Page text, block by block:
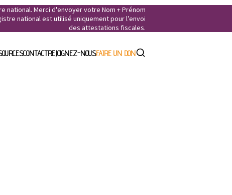
Merci d'envoyer votre Nom + Prénom
national est utilisé uniquement pour l’envoi
des attestations fiscales.
CONTACTREJOIGNEZ-NOUSFAIRE UN DON